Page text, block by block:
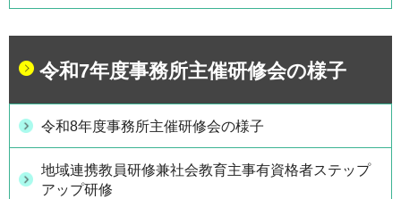
令和7年度事務所主催研修会の様子
令和8年度事務所主催研修会の様子
地域連携教員研修兼社会教育主事有資格者ステップ
アップ研修